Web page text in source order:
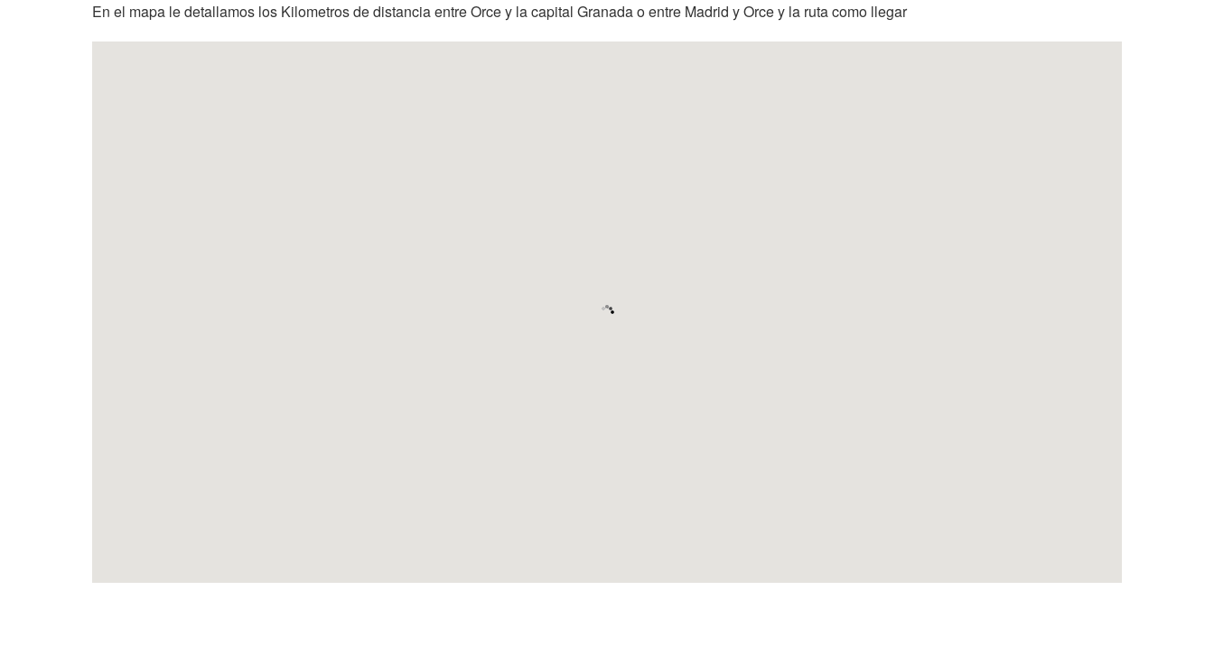
En el mapa le detallamos los Kilometros de distancia entre Orce y la capital Granada o entre Madrid y Orce y la ruta como llegar